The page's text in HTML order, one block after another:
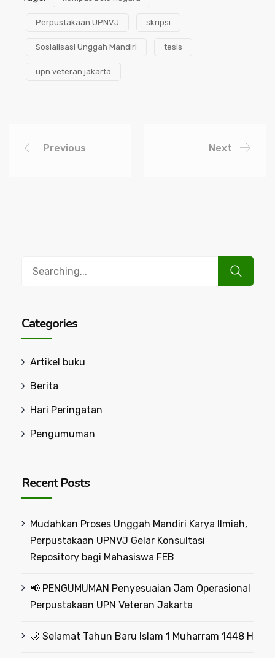
Perpustakaan UPNVJ skripsi
Sosialisasi Unggah Mandiri tesis
upn veteran jakarta
Previous Next
Categories
Artikel buku
Berita
Hari Peringatan
Pengumuman
Recent Posts
Mudahkan Proses Unggah Mandiri Karya Ilmiah,
Perpustakaan UPNVJ Gelar Konsultasi
Repository bagi Mahasiswa FEB
📢 PENGUMUMAN Penyesuaian Jam Operasional
Perpustakaan UPN Veteran Jakarta
🌙 Selamat Tahun Baru Islam 1 Muharram 1448 H